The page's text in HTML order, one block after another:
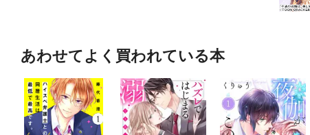
あわせてよく買われている本